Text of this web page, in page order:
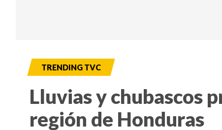
TRENDING TVC
Lluvias y chubascos
región de Honduras